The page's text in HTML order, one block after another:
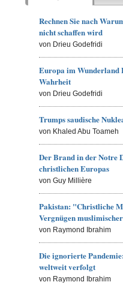
Rechnen Sie nach
nicht schaffen wird
von Drieu Godefridi
Europa im
Wahrheit
von Drieu Godefridi
Trumps saudische
von Khaled Abu Toameh
Der Brand in der Notre
christlichen Europas
von Guy Millière
Pakistan: "Christliche
Vergnügen
von Raymond Ibrahim
Die ignorierte
weltweit verfolgt
von Raymond Ibrahim